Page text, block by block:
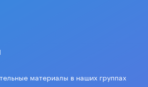
материалы в наших группах